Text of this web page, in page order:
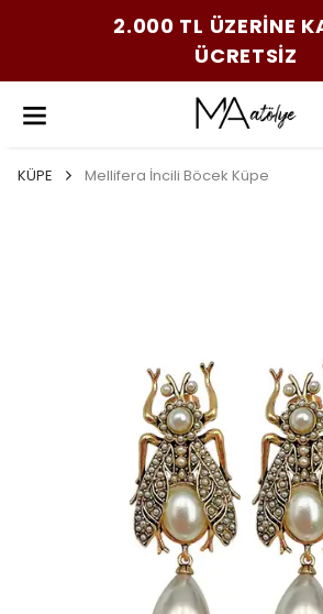
2.000 TL ÜZERİNE
ÜCRETSİZ
KÜPE Mellifera İncili Böcek Küpe